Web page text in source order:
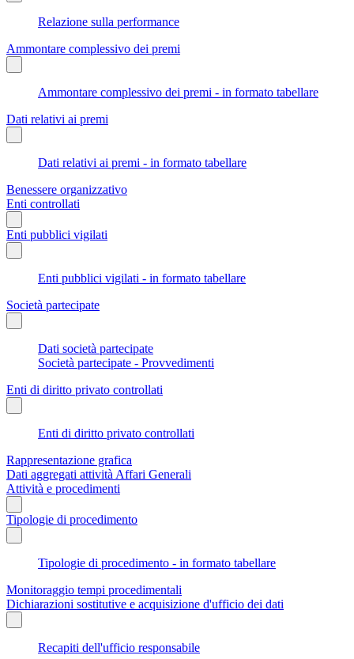
Relazione sulla performance
Ammontare complessivo dei premi
Ammontare complessivo dei premi - in formato tabellare
Dati relativi ai premi
Dati relativi ai premi - in formato tabellare
Benessere organizzativo
Enti controllati
Enti pubblici vigilati
Enti pubblici vigilati - in formato tabellare
Società partecipate
Dati società partecipate
Società partecipate - Provvedimenti
Enti di diritto privato controllati
Enti di diritto privato controllati
Rappresentazione grafica
Dati aggregati attività Affari Generali
Attività e procedimenti
Tipologie di procedimento
Tipologie di procedimento - in formato tabellare
Monitoraggio tempi procedimentali
Dichiarazioni sostitutive e acquisizione d'ufficio dei dati
Recapiti dell'ufficio responsabile